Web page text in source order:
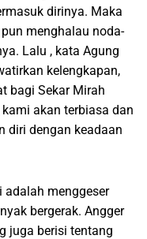
dirinya. Maka
menghalau noda-
Lalu , kata Agung
kelengkapan,
bagi Sekar Mirah
akan terbiasa dan
diri dengan keadaan
adalah menggeser
bergerak. Angger
juga berisi tentang